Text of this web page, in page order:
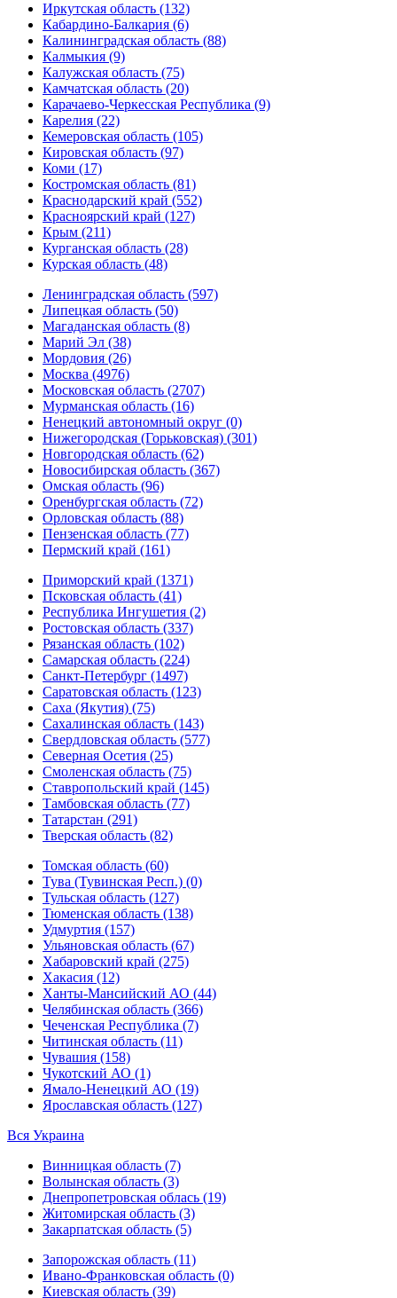
Иркутская область (132)
Кабардино-Балкария (6)
Калининградская область (88)
Калмыкия (9)
Калужская область (75)
Камчатская область (20)
Карачаево-Черкесская Республика (9)
Карелия (22)
Кемеровская область (105)
Кировская область (97)
Коми (17)
Костромская область (81)
Краснодарский край (552)
Красноярский край (127)
Крым (211)
Курганская область (28)
Курская область (48)
Ленинградская область (597)
Липецкая область (50)
Магаданская область (8)
Марий Эл (38)
Мордовия (26)
Москва (4976)
Московская область (2707)
Мурманская область (16)
Ненецкий автономный округ (0)
Нижегородская (Горьковская) (301)
Новгородская область (62)
Новосибирская область (367)
Омская область (96)
Оренбургская область (72)
Орловская область (88)
Пензенская область (77)
Пермский край (161)
Приморский край (1371)
Псковская область (41)
Республика Ингушетия (2)
Ростовская область (337)
Рязанская область (102)
Самарская область (224)
Санкт-Петербург (1497)
Саратовская область (123)
Саха (Якутия) (75)
Сахалинская область (143)
Свердловская область (577)
Северная Осетия (25)
Смоленская область (75)
Ставропольский край (145)
Тамбовская область (77)
Татарстан (291)
Тверская область (82)
Томская область (60)
Тува (Тувинская Респ.) (0)
Тульская область (127)
Тюменская область (138)
Удмуртия (157)
Ульяновская область (67)
Хабаровский край (275)
Хакасия (12)
Ханты-Мансийский АО (44)
Челябинская область (366)
Чеченская Республика (7)
Читинская область (11)
Чувашия (158)
Чукотский АО (1)
Ямало-Ненецкий АО (19)
Ярославская область (127)
Вся Украина
Винницкая область (7)
Волынская область (3)
Днепропетровская облась (19)
Житомирская область (3)
Закарпатская область (5)
Запорожская область (11)
Ивано-Франковская область (0)
Киевская область (39)